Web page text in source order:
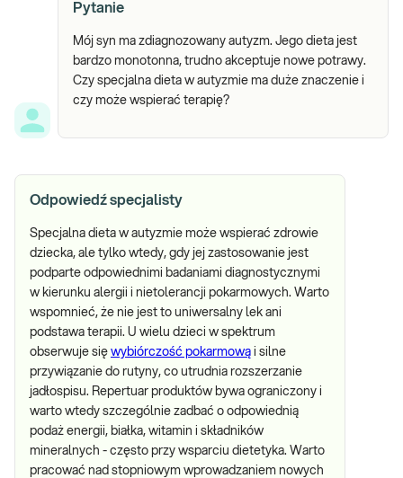
Pytanie
Mój syn ma zdiagnozowany autyzm. Jego dieta jest
bardzo monotonna, trudno akceptuje nowe potrawy.
Czy specjalna dieta w autyzmie ma duże znaczenie i
czy może wspierać terapię?
Odpowiedź specjalisty
Specjalna dieta w autyzmie może wspierać zdrowie
dziecka, ale tylko wtedy, gdy jej zastosowanie jest
podparte odpowiednimi badaniami diagnostycznymi
w kierunku alergii i nietolerancji pokarmowych. Warto
wspomnieć, że nie jest to uniwersalny lek ani
podstawa terapii. U wielu dzieci w spektrum
obserwuje się wybiórczość pokarmową i silne
przywiązanie do rutyny, co utrudnia rozszerzanie
jadłospisu. Repertuar produktów bywa ograniczony i
warto wtedy szczególnie zadbać o odpowiednią
podaż energii, białka, witamin i składników
mineralnych - często przy wsparciu dietetyka. Warto
pracować nad stopniowym wprowadzaniem nowych